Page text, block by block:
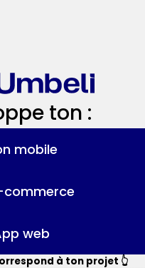
ton :
mobile
web
à ton projet 👆